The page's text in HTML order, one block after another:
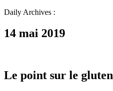
Daily Archives :
14 mai 2019
Le point sur le gluten